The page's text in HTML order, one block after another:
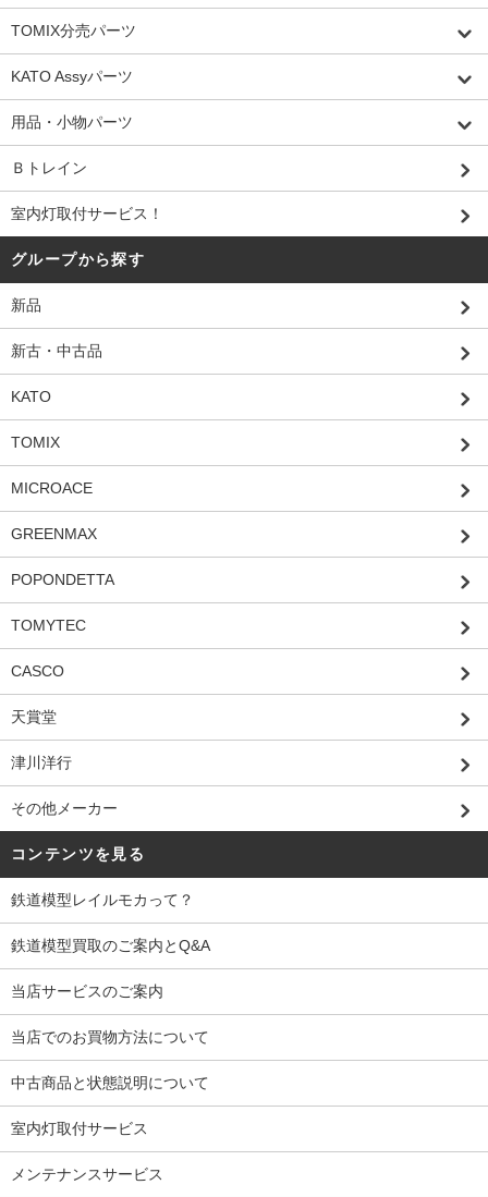
TOMIX分売パーツ
KATO Assyパーツ
用品・小物パーツ
Ｂトレイン
室内灯取付サービス！
グループから探す
新品
新古・中古品
KATO
TOMIX
MICROACE
GREENMAX
POPONDETTA
TOMYTEC
CASCO
天賞堂
津川洋行
その他メーカー
コンテンツを見る
鉄道模型レイルモカって？
鉄道模型買取のご案内とQ&A
当店サービスのご案内
当店でのお買物方法について
中古商品と状態説明について
室内灯取付サービス
メンテナンスサービス